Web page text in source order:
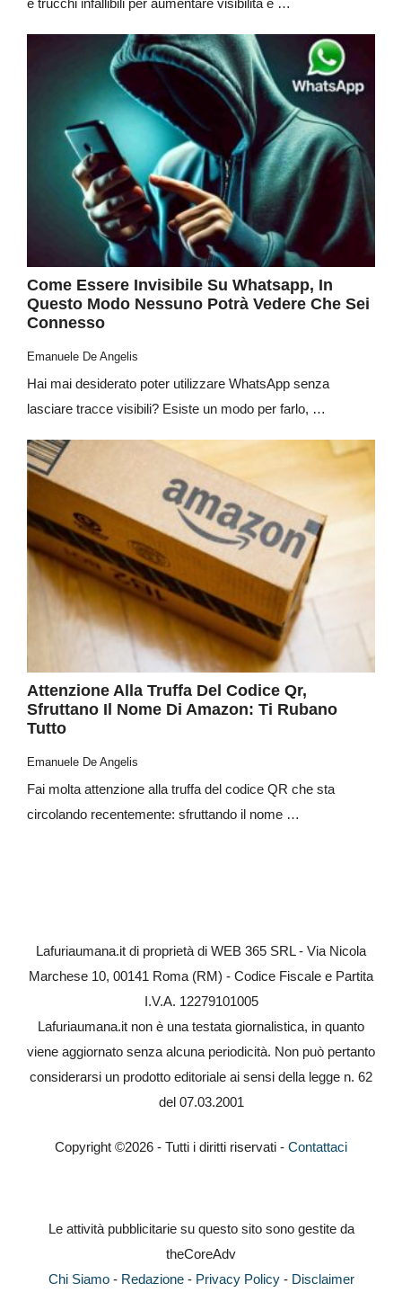
e trucchi infallibili per aumentare visibilità e …
Come Essere Invisibile Su Whatsapp, In
Questo Modo Nessuno Potrà Vedere Che Sei
Connesso
Emanuele De Angelis
Hai mai desiderato poter utilizzare WhatsApp senza
lasciare tracce visibili? Esiste un modo per farlo, …
Attenzione Alla Truffa Del Codice Qr,
Sfruttano Il Nome Di Amazon: Ti Rubano
Tutto
Emanuele De Angelis
Fai molta attenzione alla truffa del codice QR che sta
circolando recentemente: sfruttando il nome …
Lafuriaumana.it di proprietà di WEB 365 SRL - Via Nicola
Marchese 10, 00141 Roma (RM) - Codice Fiscale e Partita
I.V.A. 12279101005
Lafuriaumana.it non è una testata giornalistica, in quanto
viene aggiornato senza alcuna periodicità. Non può pertanto
considerarsi un prodotto editoriale ai sensi della legge n. 62
del 07.03.2001
Copyright ©2026 - Tutti i diritti riservati - Contattaci
Le attività pubblicitarie su questo sito sono gestite da
theCoreAdv
Chi Siamo- Redazione- Privacy Policy- Disclaimer